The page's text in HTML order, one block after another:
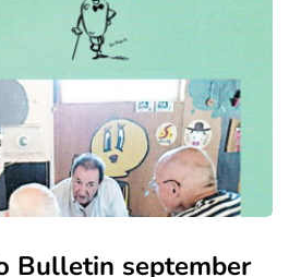
Bulletin september